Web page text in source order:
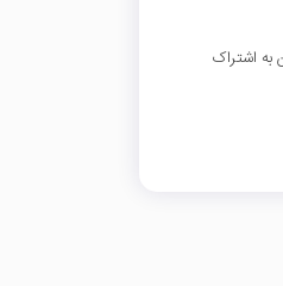
به اشتراک